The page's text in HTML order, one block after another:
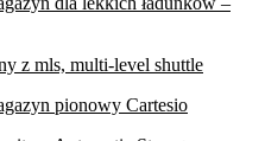
z mls, multi-level shuttle
pionowy Cartesio